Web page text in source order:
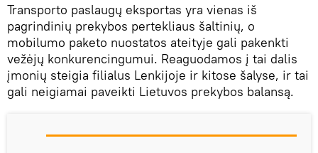
Transporto paslaugų eksportas yra vienas iš
pagrindinių prekybos pertekliaus šaltinių, o
mobilumo paketo nuostatos ateityje gali pakenkti
vežėjų konkurencingumui. Reaguodamos į tai dalis
įmonių steigia filialus Lenkijoje ir kitose šalyse, ir tai
gali neigiamai paveikti Lietuvos prekybos balansą.